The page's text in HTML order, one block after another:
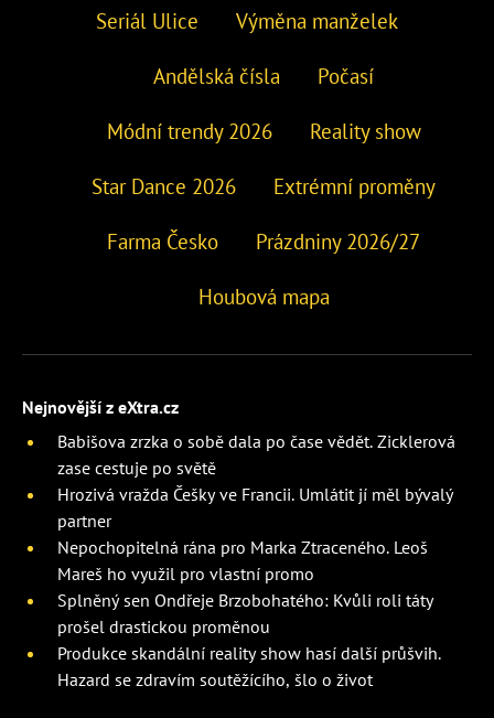
Seriál Ulice Výměna manželek
Andělská čísla Počasí
Módní trendy 2026 Reality show
Star Dance 2026 Extrémní proměny
Farma Česko Prázdniny 2026/27
Houbová mapa
Nejnovější z eXtra.cz
Babišova zrzka o sobě dala po čase vědět. Zicklerová
zase cestuje po světě
Hrozivá vražda Češky ve Francii. Umlátit jí měl bývalý
partner
Nepochopitelná rána pro Marka Ztraceného. Leoš
Mareš ho využil pro vlastní promo
Splněný sen Ondřeje Brzobohatého: Kvůli roli táty
prošel drastickou proměnou
Produkce skandální reality show hasí další průšvih.
Hazard se zdravím soutěžícího, šlo o život